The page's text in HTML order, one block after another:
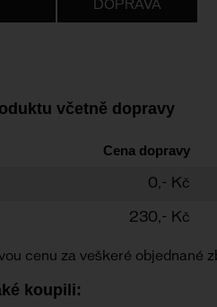
DOPRAVA
včetně dopravy
Cena dopravy
0,- Kč
230,- Kč
cenu za veškeré objednané
koupili: